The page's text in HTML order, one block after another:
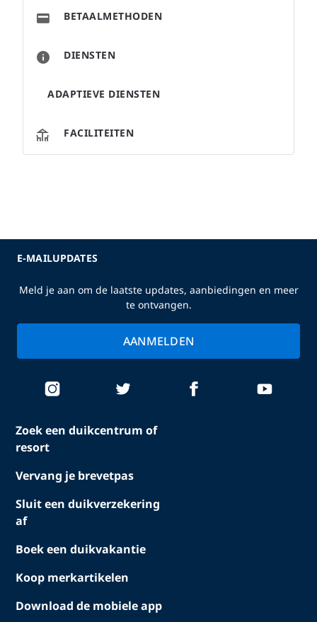
DIENSTEN
ADAPTIEVE DIENSTEN
FACILITEITEN
BETAALMETHODEN
Zoek een duikcentrum of
resort
Vervang je brevetpas
Sluit een duikverzekering
af
Boek een duikvakantie
Koop merkartikelen
Download de mobiele app
E-MAILUPDATES
Meld je aan om de laatste updates, aanbiedingen en meer
te ontvangen.
AANMELDEN